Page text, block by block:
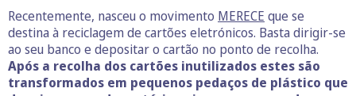
Recentemente, nasceu o movimento MERECE que se
destina à reciclagem de cartões eletrónicos. Basta dirigir-se
ao seu banco e depositar o cartão no ponto de recolha.
Após a recolha dos cartões inutilizados estes são
transformados em pequenos pedaços de plástico que